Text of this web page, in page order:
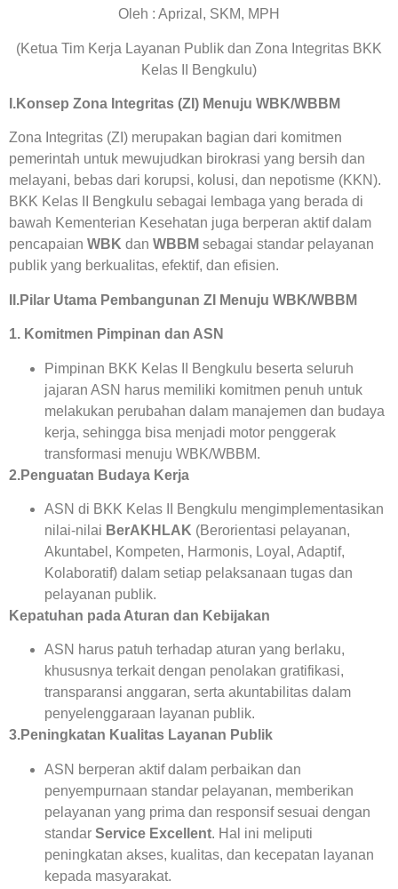
Oleh : Aprizal, SKM, MPH
(Ketua Tim Kerja Layanan Publik dan Zona Integritas BKK
Kelas II Bengkulu)
I.Konsep Zona Integritas (ZI) Menuju WBK/WBBM
Zona Integritas (ZI) merupakan bagian dari komitmen
pemerintah untuk mewujudkan birokrasi yang bersih dan
melayani, bebas dari korupsi, kolusi, dan nepotisme (KKN).
BKK Kelas II Bengkulu sebagai lembaga yang berada di
bawah Kementerian Kesehatan juga berperan aktif dalam
pencapaian WBK dan WBBM sebagai standar pelayanan
publik yang berkualitas, efektif, dan efisien.
II.Pilar Utama Pembangunan ZI Menuju WBK/WBBM
1. Komitmen Pimpinan dan ASN
Pimpinan BKK Kelas II Bengkulu beserta seluruh
jajaran ASN harus memiliki komitmen penuh untuk
melakukan perubahan dalam manajemen dan budaya
kerja, sehingga bisa menjadi motor penggerak
transformasi menuju WBK/WBBM.
2.Penguatan Budaya Kerja
ASN di BKK Kelas II Bengkulu mengimplementasikan
nilai-nilai BerAKHLAK (Berorientasi pelayanan,
Akuntabel, Kompeten, Harmonis, Loyal, Adaptif,
Kolaboratif) dalam setiap pelaksanaan tugas dan
pelayanan publik.
Kepatuhan pada Aturan dan Kebijakan
ASN harus patuh terhadap aturan yang berlaku,
khususnya terkait dengan penolakan gratifikasi,
transparansi anggaran, serta akuntabilitas dalam
penyelenggaraan layanan publik.
3.Peningkatan Kualitas Layanan Publik
ASN berperan aktif dalam perbaikan dan
penyempurnaan standar pelayanan, memberikan
pelayanan yang prima dan responsif sesuai dengan
standar Service Excellent. Hal ini meliputi
peningkatan akses, kualitas, dan kecepatan layanan
kepada masyarakat.